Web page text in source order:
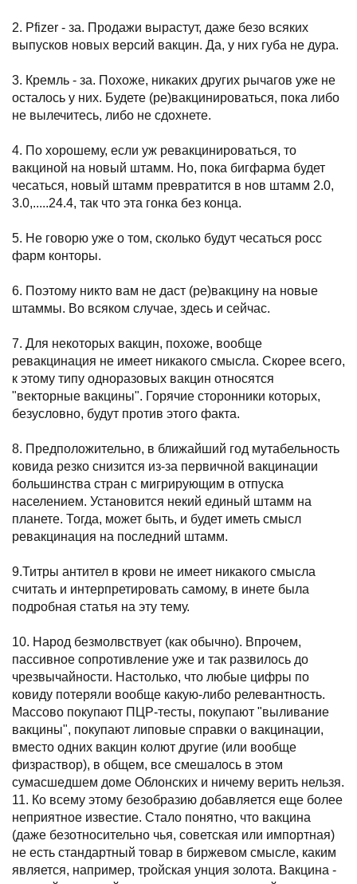
2. Pfizer - за. Продажи вырастут, даже безо всяких
выпусков новых версий вакцин. Да, у них губа не дура.
3. Кремль - за. Похоже, никаких других рычагов уже не
осталось у них. Будете (ре)вакцинироваться, пока либо
не вылечитесь, либо не сдохнете.
4. По хорошему, если уж ревакцинироваться, то
вакциной на новый штамм. Но, пока бигфарма будет
чесаться, новый штамм превратится в нов штамм 2.0,
3.0,.....24.4, так что эта гонка без конца.
5. Не говорю уже о том, сколько будут чесаться росс
фарм конторы.
6. Поэтому никто вам не даст (ре)вакцину на новые
штаммы. Во всяком случае, здесь и сейчас.
7. Для некоторых вакцин, похоже, вообще
ревакцинация не имеет никакого смысла. Скорее всего,
к этому типу одноразовых вакцин относятся
"векторные вакцины". Горячие сторонники которых,
безусловно, будут против этого факта.
8. Предположительно, в ближайший год мутабельность
ковида резко снизится из-за первичной вакцинации
большинства стран с мигрирующим в отпуска
населением. Установится некий единый штамм на
планете. Тогда, может быть, и будет иметь смысл
ревакцинация на последний штамм.
9.Титры антител в крови не имеет никакого смысла
считать и интерпретировать самому, в инете была
подробная статья на эту тему.
10. Народ безмолвствует (как обычно). Впрочем,
пассивное сопротивление уже и так развилось до
чрезвычайности. Настолько, что любые цифры по
ковиду потеряли вообще какую-либо релевантность.
Массово покупают ПЦР-тесты, покупают "выливание
вакцины", покупают липовые справки о вакцинации,
вместо одних вакцин колют другие (или вообще
физраствор), в общем, все смешалось в этом
сумасшедшем доме Облонских и ничему верить нельзя.
11. Ко всему этому безобразию добавляется еще более
неприятное известие. Стало понятно, что вакцина
(даже безотносительно чья, советская или импортная)
не есть стандартный товар в биржевом смысле, каким
является, например, тройская унция золота. Вакцина -